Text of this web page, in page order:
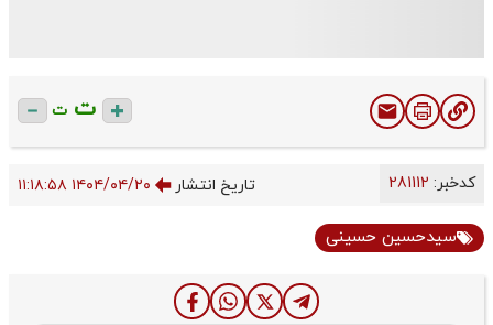
ت ت
کدخبر: تاریخ انتشار ۱۴۰۴/۰۴/۲۰ ۱۱:۱۸:۵۸
سیدحسین حسینی